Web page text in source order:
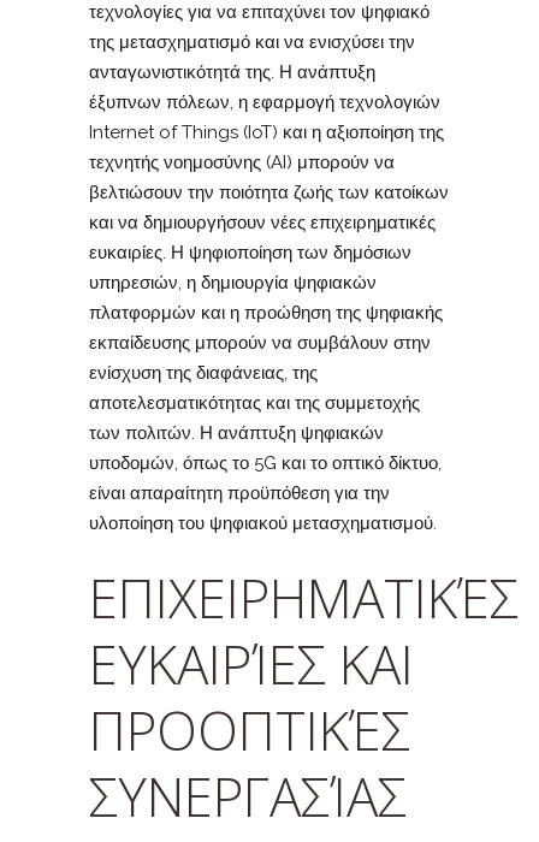
τεχνολογίες για να επιταχύνει τον ψηφιακό
της μετασχηματισμό και να ενισχύσει την
ανταγωνιστικότητά της. Η ανάπτυξη
έξυπνων πόλεων, η εφαρμογή τεχνολογιών
Internet of Things (IoT) και η αξιοποίηση της
τεχνητής νοημοσύνης (AI) μπορούν να
βελτιώσουν την ποιότητα ζωής των κατοίκων
και να δημιουργήσουν νέες επιχειρηματικές
ευκαιρίες. Η ψηφιοποίηση των δημόσιων
υπηρεσιών, η δημιουργία ψηφιακών
πλατφορμών και η προώθηση της ψηφιακής
εκπαίδευσης μπορούν να συμβάλουν στην
ενίσχυση της διαφάνειας, της
αποτελεσματικότητας και της συμμετοχής
των πολιτών. Η ανάπτυξη ψηφιακών
υποδομών, όπως το 5G και το οπτικό δίκτυο,
είναι απαραίτητη προϋπόθεση για την
υλοποίηση του ψηφιακού μετασχηματισμού.
ΕΠΙΧΕΙΡΗΜΑΤΙΚΈΣ
ΕΥΚΑΙΡΊΕΣ ΚΑΙ
ΠΡΟΟΠΤΙΚΈΣ
ΣΥΝΕΡΓΑΣΊΑΣ